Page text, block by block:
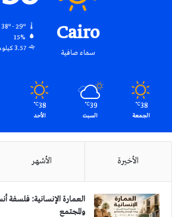
Cairo
سماء صافية
15%
3.57 كيلومتر/ساعة
38
℃
الجمعة
39
℃
السبت
38
℃
الأحد
الأخيرة الأشهر
العمارة الإنسانية: فلسفة
والمجتمع